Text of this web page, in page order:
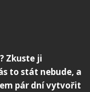
Zkuste ji
to stát nebude, a
pár dní vytvořit